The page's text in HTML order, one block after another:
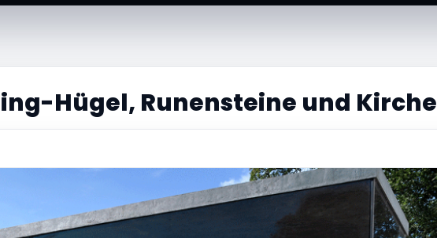
Hügel, Runensteine und Kirche